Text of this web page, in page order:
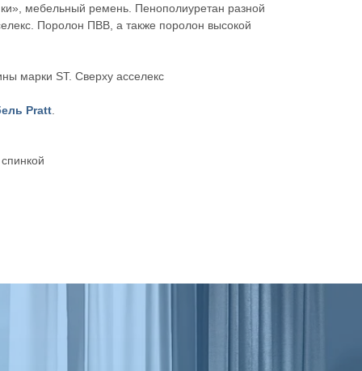
мебельный ремень. Пенополиуретан разной
Поролон ПВВ, а также поролон высокой
марки ST. Сверху асселекс
Pratt.